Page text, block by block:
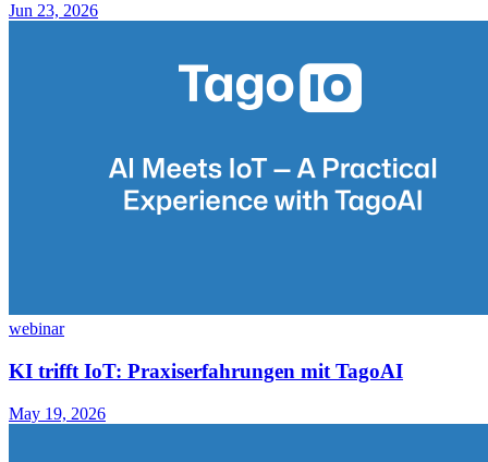
Jun 23, 2026
webinar
KI trifft IoT: Praxiserfahrungen mit TagoAI
May 19, 2026